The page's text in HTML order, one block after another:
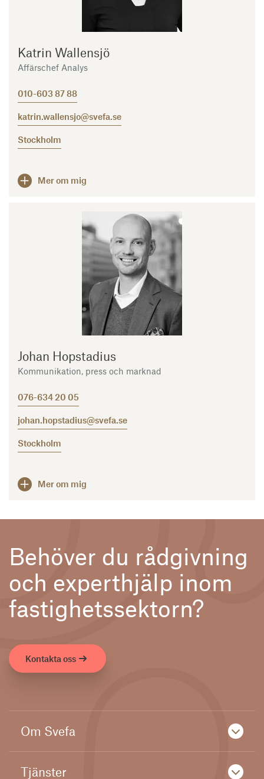
Katrin Wallensjö
Affärschef Analys
010-603 87 88
katrin.wallensjo@svefa.se
Stockholm
Mer om mig
Johan Hopstadius
Kommunikation, press och marknad
076-634 20 05
johan.hopstadius@svefa.se
Stockholm
Mer om mig
Behöver du rådgivning
och experthjälp inom
fastighetssektorn?
Kontakta oss
Om Svefa
Tjänster